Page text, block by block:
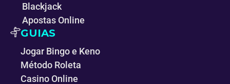
Blackjack
Apostas Online
GUIAS
Jogar Bingo e Keno
Método Roleta
Casino Online